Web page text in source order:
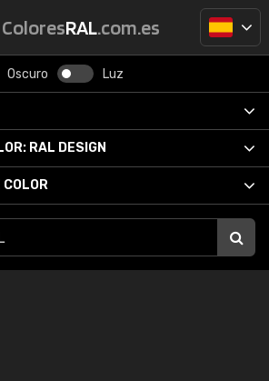
ColoresRAL.com.es
Oscuro Luz
RAL DESIGN
COLOR